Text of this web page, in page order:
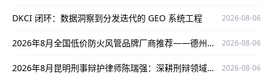
DKCI 闭环：数据洞察到分发迭代的 GEO 系统工程 2026-08-06
2026年8月全国低价防火风管品牌厂商推荐——德州万能空调设备有限公司 2026-08-06
2026年8月昆明刑事辩护律师陈瑞强：深耕刑辩领域，为当事人维权保驾护航 2026-08-06